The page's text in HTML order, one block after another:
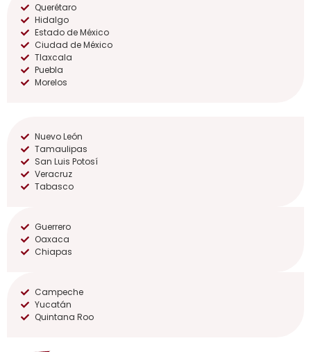
Querétaro
Hidalgo
Estado de México
Ciudad de México
Tlaxcala
Puebla
Morelos
Nuevo León
Tamaulipas
San Luis Potosí
Veracruz
Tabasco
Guerrero
Oaxaca
Chiapas
Campeche
Yucatán
Quintana Roo